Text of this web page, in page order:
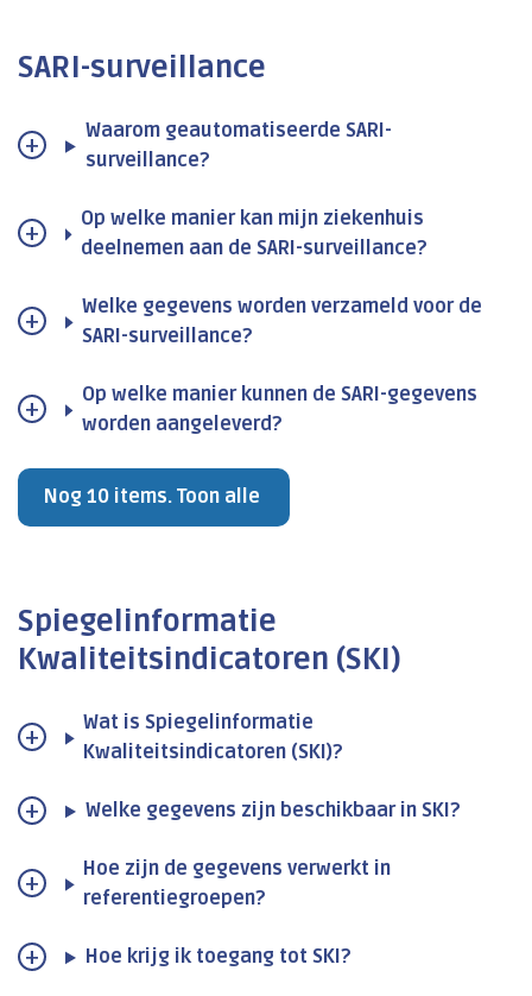
SARI-surveillance
Waarom geautomatiseerde SARI-
surveillance?
Op welke manier kan mijn ziekenhuis
deelnemen aan de SARI-surveillance?
Welke gegevens worden verzameld voor de
SARI-surveillance?
Op welke manier kunnen de SARI-gegevens
worden aangeleverd?
Nog 10 items. Toon alle
Spiegelinformatie
Kwaliteitsindicatoren (SKI)
Wat is Spiegelinformatie
Kwaliteitsindicatoren (SKI)?
Welke gegevens zijn beschikbaar in SKI?
Hoe zijn de gegevens verwerkt in
referentiegroepen?
Hoe krijg ik toegang tot SKI?